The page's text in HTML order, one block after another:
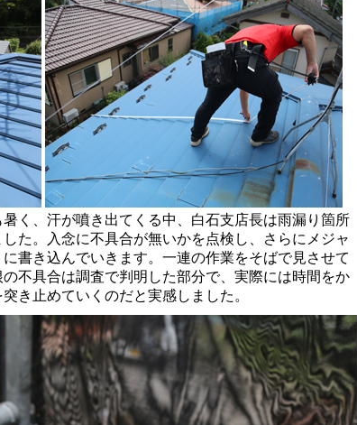
く、汗が噴き出てくる中、白石支店長は雨漏り箇所
た。入念に不具合が無いかを点検し、さらにメジャ
書き込んでいきます。一連の作業をそばで見させて
不具合は調査で判明した部分で、実際には時間をか
き止めていくのだと実感しました。